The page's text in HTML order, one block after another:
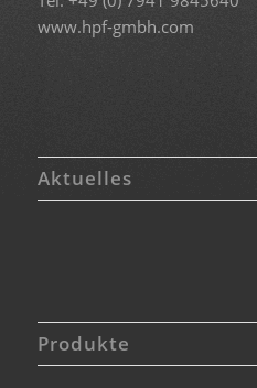
www.hpf-gmbh.com
Aktuelles
Produkte